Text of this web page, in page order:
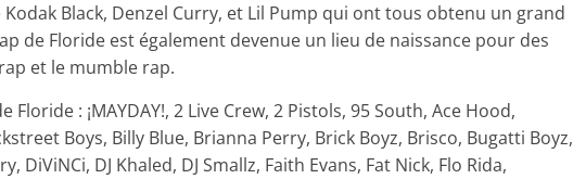
Kodak Black, Denzel Curry, et Lil Pump qui ont tous obtenu un grand
de Floride est également devenue un lieu de naissance pour des
et le mumble rap.
: ¡MAYDAY!, 2 Live Crew, 2 Pistols, 95 South, Ace Hood,
Boys, Billy Blue, Brianna Perry, Brick Boyz, Brisco, Bugatti Boyz,
DiViNCi, DJ Khaled, DJ Smallz, Faith Evans, Fat Nick, Flo Rida,